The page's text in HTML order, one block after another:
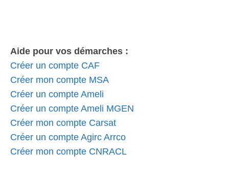
Aide pour vos démarches :
Créer un compte CAF
Créer mon compte MSA
Créer un compte Ameli
Créer un compte Ameli MGEN
Créer mon compte Carsat
Créer un compte Agirc Arrco
Créer mon compte CNRACL